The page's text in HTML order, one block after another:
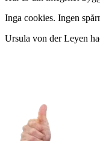
Inga cookies. Ingen
Ursula von der Leyen